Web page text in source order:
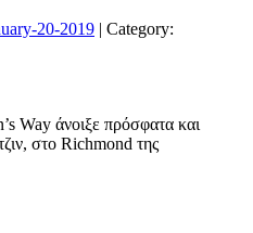
20-2019 | Category:
Way άνοιξε πρόσφατα και
στο Richmond της